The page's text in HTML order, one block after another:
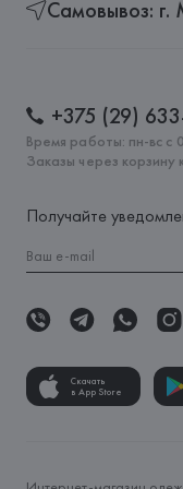
Самовывоз: г.
+375 (29)
Время работы: пн-вс с
Заказы через корзину
Получайте
Скачать
в App Store